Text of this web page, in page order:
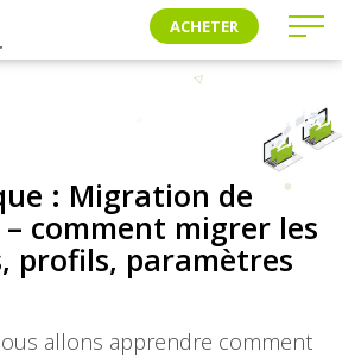
ACHETER
: Migration de
comment migrer les
profils, paramètres
allons apprendre comment